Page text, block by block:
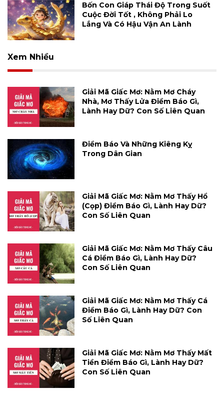
Bốn Con Giáp Thái Độ Trong Suốt
Cuộc Đời Tốt , Không Phải Lo
Lắng Và Có Hậu Vận An Lành
Xem Nhiều
Giải Mã Giấc Mơ: Nằm Mơ Cháy
Nhà, Mơ Thấy Lửa Điềm Báo Gì,
Lành Hay Dữ? Con Số Liên Quan
Điềm Báo Và Những Kiêng Kỵ
Trong Dân Gian
Giải Mã Giấc Mơ: Nằm Mơ Thấy Hổ
(cọp) Điềm Báo Gì, Lành Hay Dữ?
Con Số Liên Quan
Giải Mã Giấc Mơ: Nằm Mơ Thấy Câu
Cá Điềm Báo Gì, Lành Hay Dữ?
Con Số Liên Quan
Giải Mã Giấc Mơ: Nằm Mơ Thấy Cá
Điềm Báo Gì, Lành Hay Dữ? Con
Số Liên Quan
Giải Mã Giấc Mơ: Nằm Mơ Thấy Mất
Tiền Điềm Báo Gì, Lành Hay Dữ?
Con Số Liên Quan